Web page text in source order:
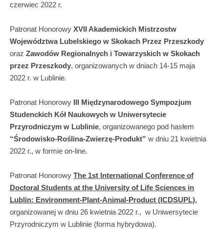
czerwiec 2022 r.
Patronat Honorowy XVII Akademickich Mistrzostw
Województwa Lubelskiego w Skokach Przez Przeszkody
oraz Zawodów Regionalnych i Towarzyskich w Skokach
przez Przeszkody, organizowanych w dniach 14-15 maja
2022 r. w Lublinie.
Patronat Honorowy III Międzynarodowego Sympozjum
Studenckich Kół Naukowych w Uniwersytecie
Przyrodniczym w Lublinie, organizowanego pod hasłem
“Środowisko-Roślina-Zwierzę-Produkt” w dniu 21 kwietnia
2022 r., w formie on-line.
Patronat Honorowy The 1st International Conference of
Doctoral Students at the University of Life Sciences in
Lublin: Environment-Plant-Animal-Product (ICDSUPL),
organizowanej w dniu 26 kwietnia 2022 r., w Uniwersytecie
Przyrodniczym w Lublinie (forma hybrydowa).